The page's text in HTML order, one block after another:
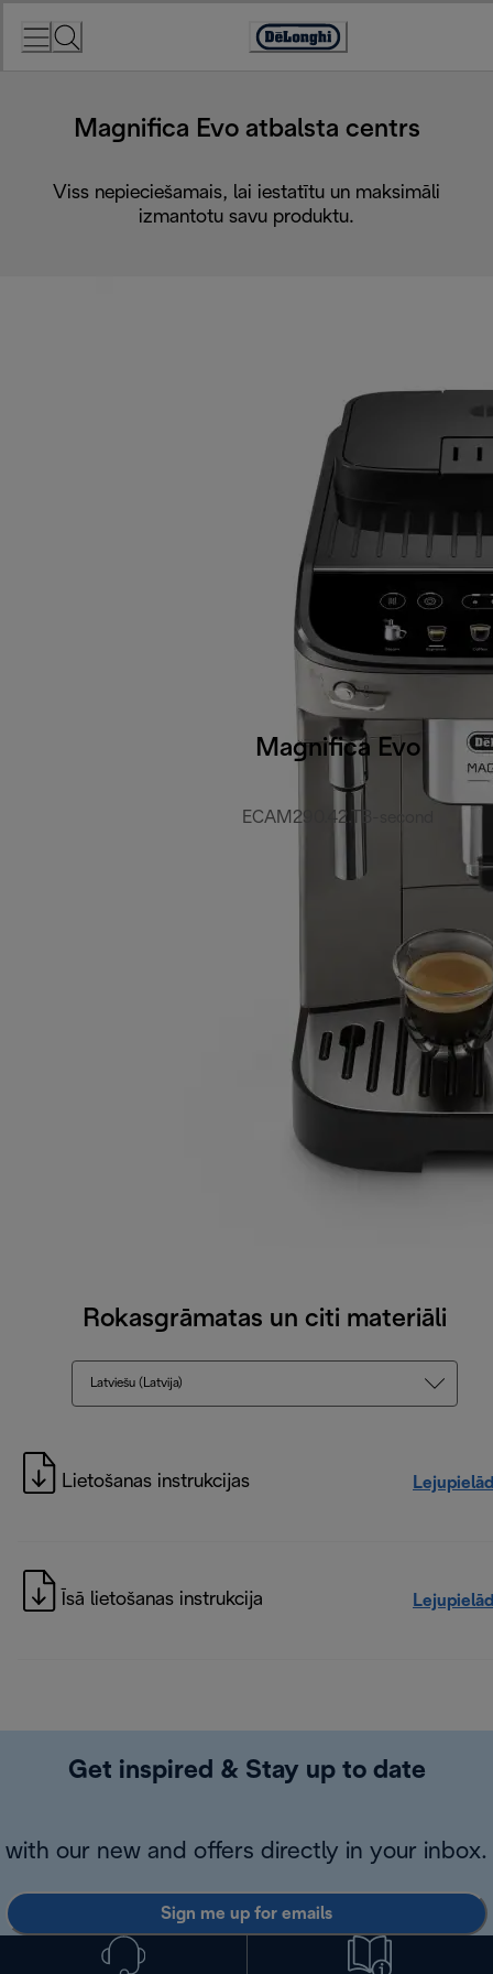
Accessibility
Magnifica Evo atbalsta centrs
Viss nepieciešamais, lai iestatītu un maksimāli
izmantotu savu produktu.
Magnifica Evo
ECAM290.42.TB-second
Rokasgrāmatas un citi materiāli
Latviešu (Latvija)
Lietošanas instrukcijas
Īsā lietošanas instrukcija
Get inspired & Stay up to date
with our new and offers directly in your inbox.
Sign me up for emails